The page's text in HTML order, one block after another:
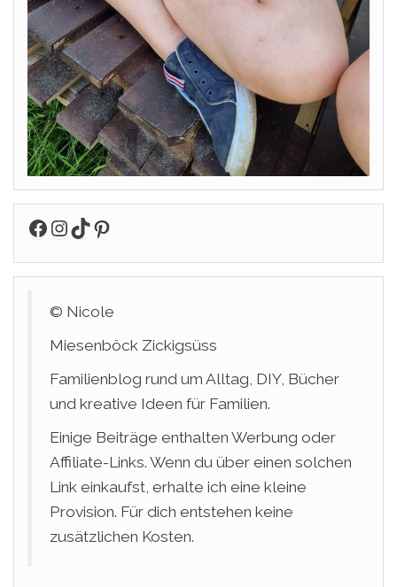
Facebook
Instagram
TikTok
Pinterest
© Nicole
Miesenböck Zickigsüss
Familienblog rund um Alltag, DIY, Bücher
und kreative Ideen für Familien.
Einige Beiträge enthalten Werbung oder
Affiliate-Links. Wenn du über einen solchen
Link einkaufst, erhalte ich eine kleine
Provision. Für dich entstehen keine
zusätzlichen Kosten.